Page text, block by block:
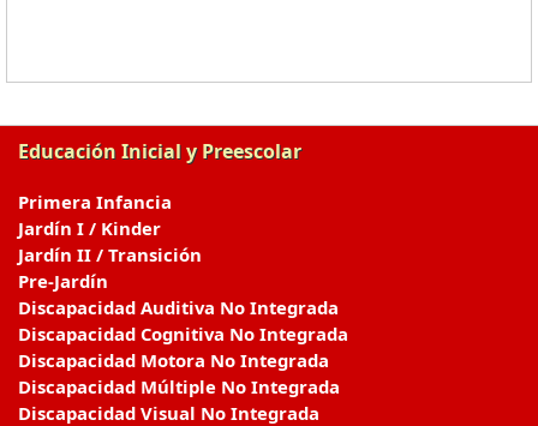
Educación Inicial y Preescolar
Primera Infancia
Jardín I / Kinder
Jardín II / Transición
Pre-Jardín
Discapacidad Auditiva No Integrada
Discapacidad Cognitiva No Integrada
Discapacidad Motora No Integrada
Discapacidad Múltiple No Integrada
Discapacidad Visual No Integrada